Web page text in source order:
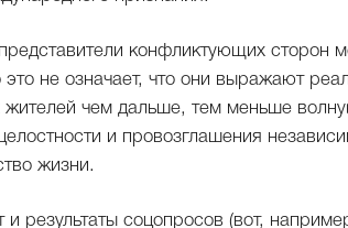
конфликтующих сторон
не означает, что они выражают
чем дальше, тем меньше
и провозглашения
жизни.
результаты соцопросов (вот,